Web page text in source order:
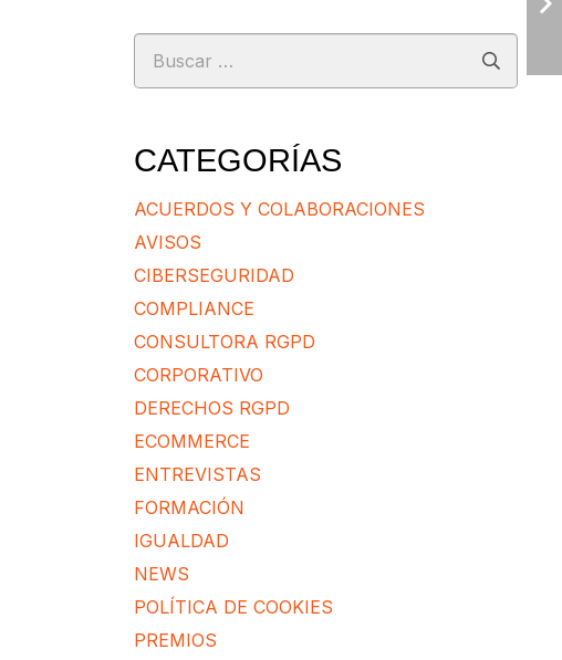
Buscar:
CATEGORÍAS
ACUERDOS Y COLABORACIONES
AVISOS
CIBERSEGURIDAD
COMPLIANCE
CONSULTORA RGPD
CORPORATIVO
DERECHOS RGPD
ECOMMERCE
ENTREVISTAS
FORMACIÓN
IGUALDAD
NEWS
POLÍTICA DE COOKIES
PREMIOS